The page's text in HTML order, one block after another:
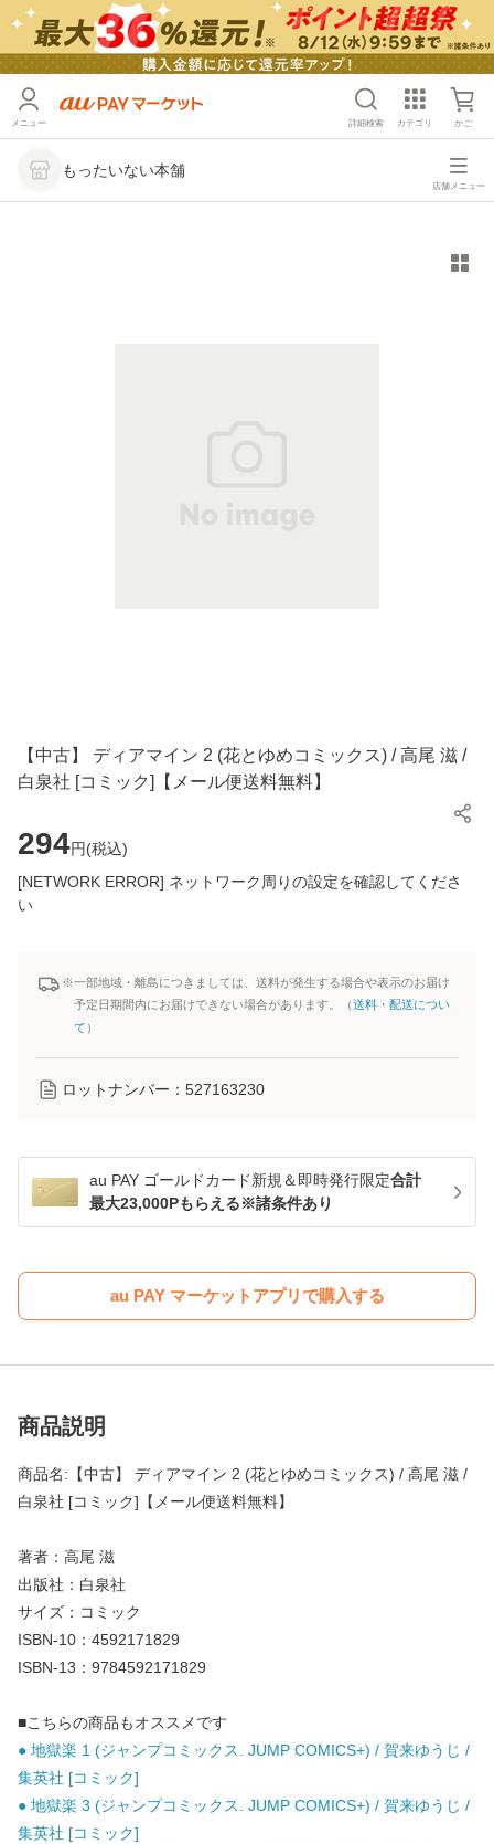
メニュー 詳細検索 カテゴリ かご
もったいない本舗
店舗メニュー
【中古】 ディアマイン 2 (花とゆめコミックス) / 高尾 滋 /
白泉社 [コミック]【メール便送料無料】
294円(税込)
[NETWORK ERROR] ネットワーク周りの設定を確認してくださ
い
※一部地域・離島につきましては、送料が発生する場合や表示のお届け
予定日期間内にお届けできない場合があります。（送料・配送につい
て ）
ロットナンバー： 527163230
au PAY ゴールドカード新規＆即時発行限定合計
最大23,000Pもらえる※諸条件あり
au PAY マーケットアプリで購入する
商品説明
商品名:【中古】 ディアマイン 2 (花とゆめコミックス) / 高尾 滋 /
白泉社 [コミック]【メール便送料無料】
著者：高尾 滋
出版社：白泉社
サイズ：コミック
ISBN-10：4592171829
ISBN-13：9784592171829
■こちらの商品もオススメです
● 地獄楽 1 (ジャンプコミックス. JUMP COMICS+) / 賀来ゆうじ /
集英社 [コミック]
● 地獄楽 3 (ジャンプコミックス. JUMP COMICS+) / 賀来ゆうじ /
集英社 [コミック]